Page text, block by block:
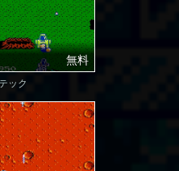
無料
ック